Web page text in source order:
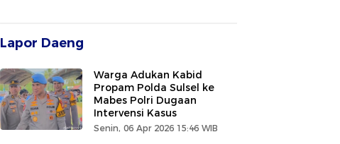
Lapor Daeng
Warga Adukan Kabid
Propam Polda Sulsel ke
Mabes Polri Dugaan
Intervensi Kasus
Senin, 06 Apr 2026 15:46 WIB